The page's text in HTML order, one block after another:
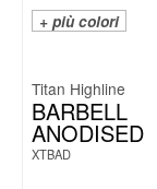
+ più colori
Titan Highline
BARBELL
ANODISED
XTBAD